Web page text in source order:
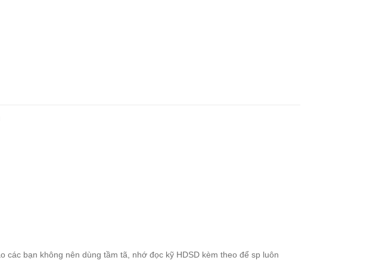
bạn không nên dùng tầm tã, nhớ đọc kỹ HDSD kèm theo để sp luôn